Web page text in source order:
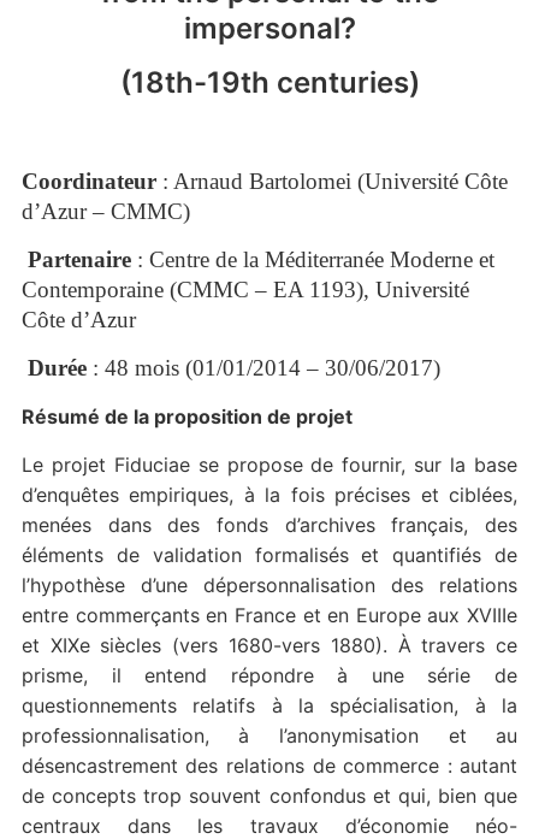
impersonal?
(18th-19th centuries)
Coordinateur : Arnaud Bartolomei (Université Côte
d’Azur – CMMC)
Partenaire : Centre de la Méditerranée Moderne et
Contemporaine (CMMC – EA 1193), Université
Côte d’Azur
Durée : 48 mois (01/01/2014 – 30/06/2017)
Résumé de la proposition de projet
Le projet Fiduciae se propose de fournir, sur la base
d’enquêtes empiriques, à la fois précises et ciblées,
menées dans des fonds d’archives français, des
éléments de validation formalisés et quantifiés de
l’hypothèse d’une dépersonnalisation des relations
entre commerçants en France et en Europe aux XVIIIe
et XIXe siècles (vers 1680-vers 1880). À travers ce
prisme, il entend répondre à une série de
questionnements relatifs à la spécialisation, à la
professionnalisation, à l’anonymisation et au
désencastrement des relations de commerce : autant
de concepts trop souvent confondus et qui, bien que
centraux dans les travaux d’économie néo-